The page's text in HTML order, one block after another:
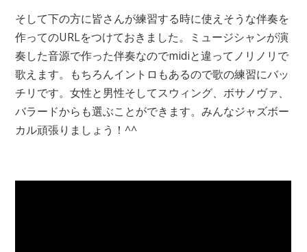
そして下の方に皆さんが練習する時に使えそうな伴奏を
作ってのURLをつけておきました。ミュージシャンが演
奏した音源で作った伴奏なのでmidiと違ってノリノリで
歌えます。もちろんイントロもあるので歌の練習にバッ
チリです。女性と男性そしてスウィング、ボサノヴァ、
バラードからも選ぶことができます。みんなジャズボー
カル頑張りましょう！^^